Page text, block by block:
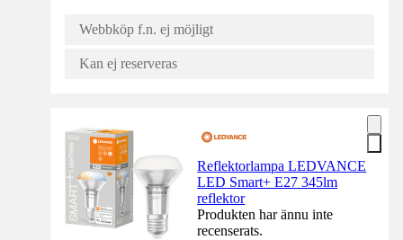
Webbköp f.n. ej möjligt
Kan ej reserveras
Reflektorlampa LEDVANCE
LED Smart+ E27 345lm
reflektor
Produkten har ännu inte
recenserats.